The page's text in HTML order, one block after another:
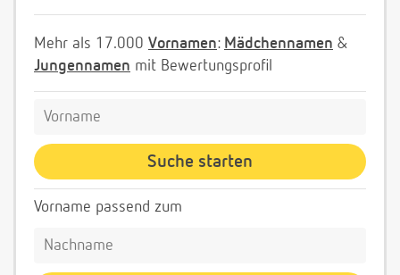
Mehr als 17.000 Vornamen: Mädchennamen &
Jungennamen mit Bewertungsprofil
Vorname passend zum